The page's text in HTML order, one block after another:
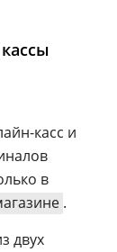
касс и
в
.
двух